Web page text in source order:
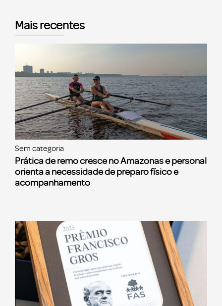
Mais recentes
Sem categoria
Prática de remo cresce no Amazonas e personal
orienta a necessidade de preparo físico e
acompanhamento